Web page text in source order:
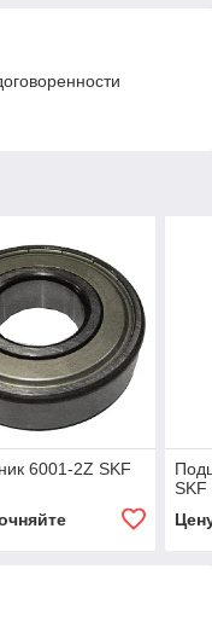
6001-2Z SKF
SKF